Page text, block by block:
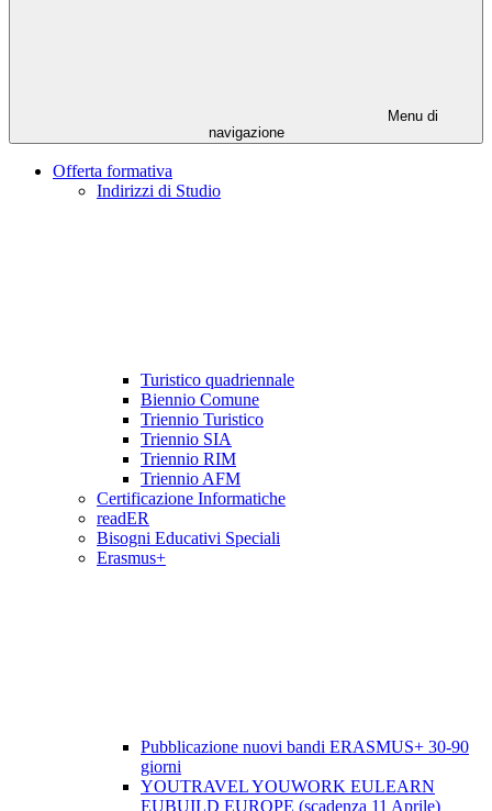
Menu di
navigazione
Offerta formativa
Indirizzi di Studio
Turistico quadriennale
Biennio Comune
Triennio Turistico
Triennio SIA
Triennio RIM
Triennio AFM
Certificazione Informatiche
readER
Bisogni Educativi Speciali
Erasmus+
Pubblicazione nuovi bandi ERASMUS+ 30-90
giorni
YOUTRAVEL YOUWORK EULEARN
EUBUILD EUROPE (scadenza 11 Aprile)